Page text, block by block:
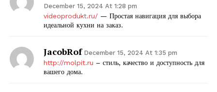
December 15, 2024 At 1:28 pm
videoprodukt.ru/ — Простая навигация для выбора
идеальной кухни на заказ.
JacobRof December 15, 2024 At 1:35 pm
http://molpit.ru – стиль, качество и доступность для
вашего дома.